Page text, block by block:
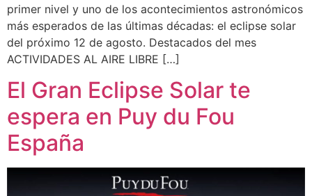
primer nivel y uno de los acontecimientos astronómicos
más esperados de las últimas décadas: el eclipse solar
del próximo 12 de agosto. Destacados del mes
ACTIVIDADES AL AIRE LIBRE […]
El Gran Eclipse Solar te
espera en Puy du Fou
España